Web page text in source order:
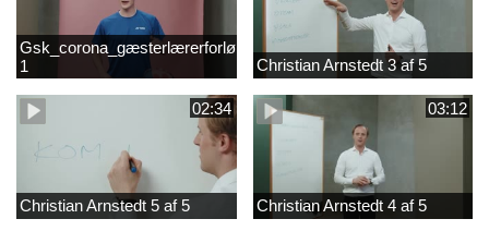
Gsk_corona_gæsterlærerforløb_Axelsen_del
1
Christian Arnstedt 3 af 5
02:34
Christian Arnstedt 5 af 5
03:12
Christian Arnstedt 4 af 5